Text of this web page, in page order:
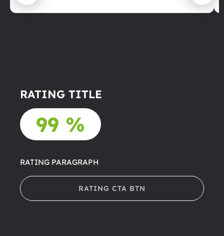
RATING TITLE
99 %
RATING PARAGRAPH
RATING CTA BTN